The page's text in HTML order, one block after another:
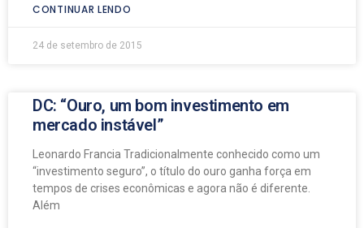
CONTINUAR LENDO
24 de setembro de 2015
DC: “Ouro, um bom investimento em
mercado instável”
Leonardo Francia Tradicionalmente conhecido como um
“investimento seguro”, o título do ouro ganha força em
tempos de crises econômicas e agora não é diferente.
Além